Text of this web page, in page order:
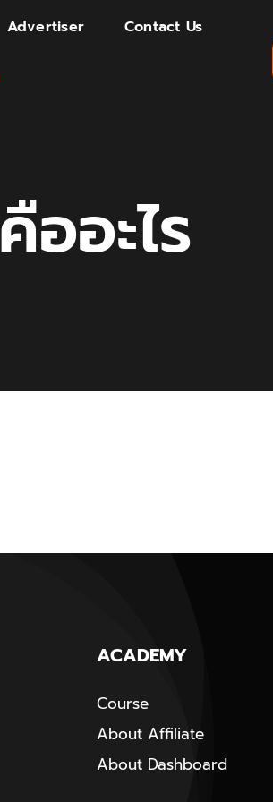
Advertiser Contact Us
อะไร
ACADEMY
Course
About Affiliate
About Dashboard